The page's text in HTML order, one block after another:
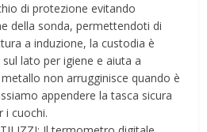
di protezione evitando
della sonda, permettendoti di
a induzione, la custodia è
lato per igiene e aiuta a
non arrugginisce quando è
appendere la tasca sicura
i cuochi.